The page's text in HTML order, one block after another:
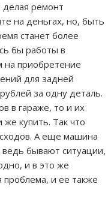
делая ремонт
на деньгах, но, быть
станет более
бы работы в
на приобретение
для задней
за одну деталь.
в гараже, то и их
же купить. Так что
А еще машина
бывают ситуации,
и в это же
проблема, и ее также